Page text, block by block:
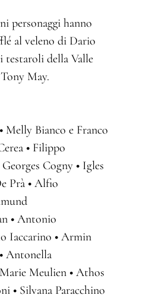
personaggi hanno
al veleno di Dario
della Valle
May.
• Melly Bianco e Franco
• Filippo
Georges Cogny • Igles
Prà • Alfio
• Antonio
Iaccarino • Armin
• Antonella
Meulien • Athos
• Silvana Paracchino